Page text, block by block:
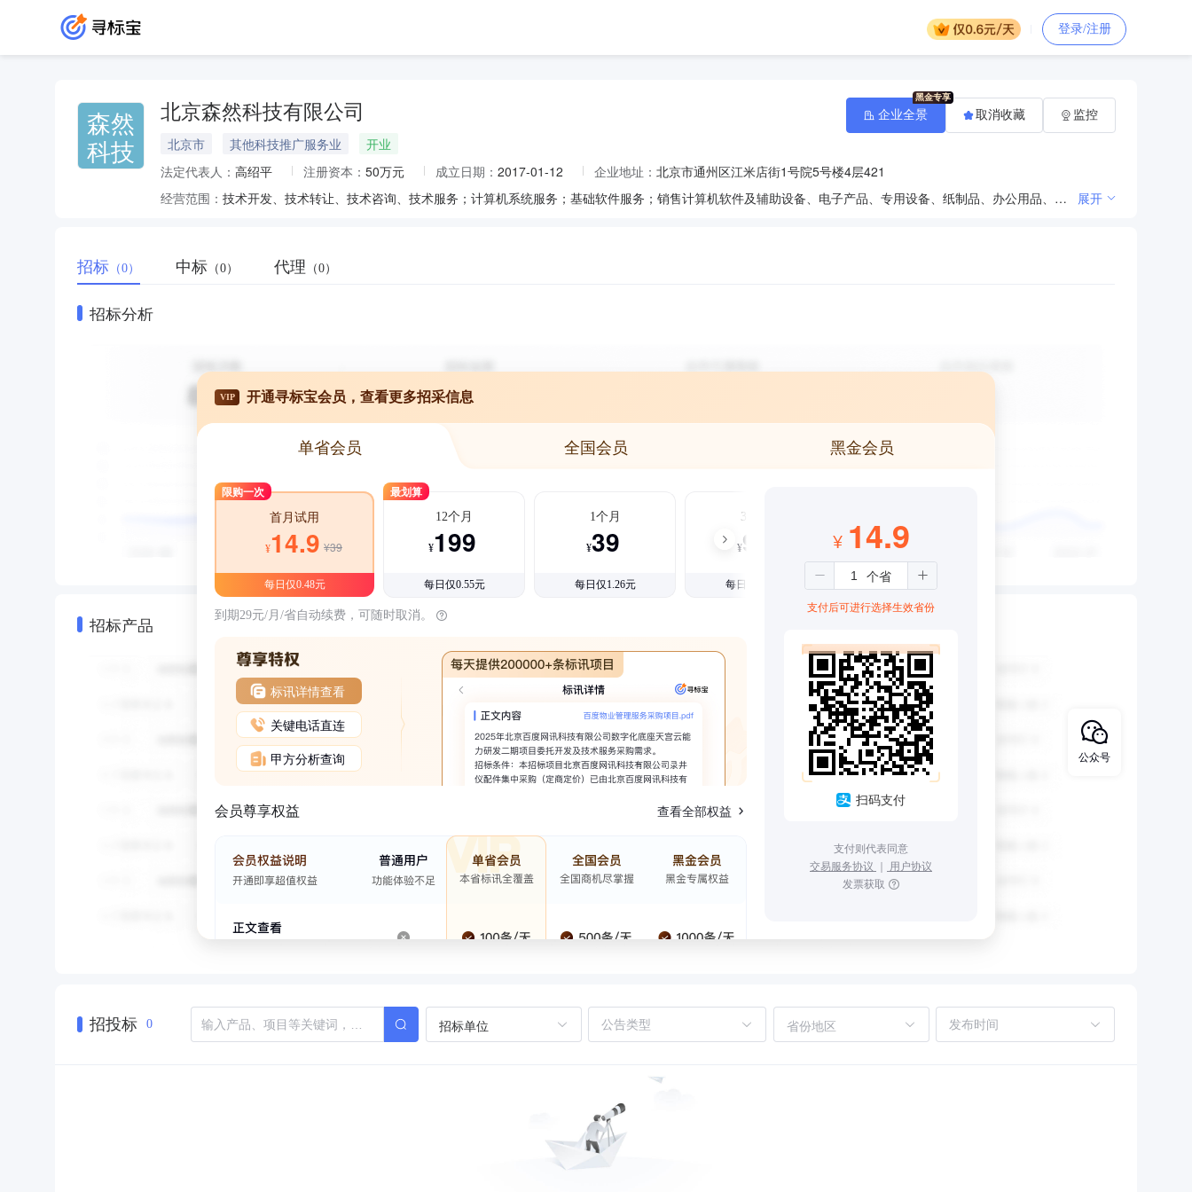
登录/注册
森然
科技
北京森然科技有限公司
北京市 其他科技推广服务业
开业
法定代表人： 高绍平 注册资本： 50万元 成立日期： 2017-01-12 企业地址： 北京市通州区江米店街1号院5号楼4层421
经营范围：
技术开发、技术转让、技术咨询、技术服务；计算机系统服务；基础软件服务；销售计算机软件及辅助设备、电子产品、专用设备、纸制品、办公用品、办公设备、通用设备、通讯设备、针纺织品、家具、社会公共安全设备及器材；数据处理。（市场主体依法自主选择经营项目，开展经营活动；依法须经批准的项目，经相关部门批准后依批准的内容开展经营活动；不得从事国家和本市产业政策禁止和限制类项目的经营活动。） 展开
企业全景 取消收藏 监控
招标 （0） 中标 （0） 代理 （0）
招标分析
招标产品
VIP 开通寻标宝会员，查看更多招采信息
单省会员 全国会员 黑金会员
限购一次
首月试用
¥14.9 ¥39
每日仅0.48元
最划算
12个月
¥199
每日仅0.55元
1个月
¥39
每日仅1.26元
3个月
¥99
每日仅1.08元
到期29元/月/省自动续费，可随时取消。
标讯详情查看
关键电话直连
甲方分析查询
会员尊享权益 查看全部权益
¥ 14.9
支付后可进行选择生效省份
扫码支付
支付则代表同意
交易服务协议 ｜ 用户协议
发票获取
招投标 0 招标单位 省份地区
公众号